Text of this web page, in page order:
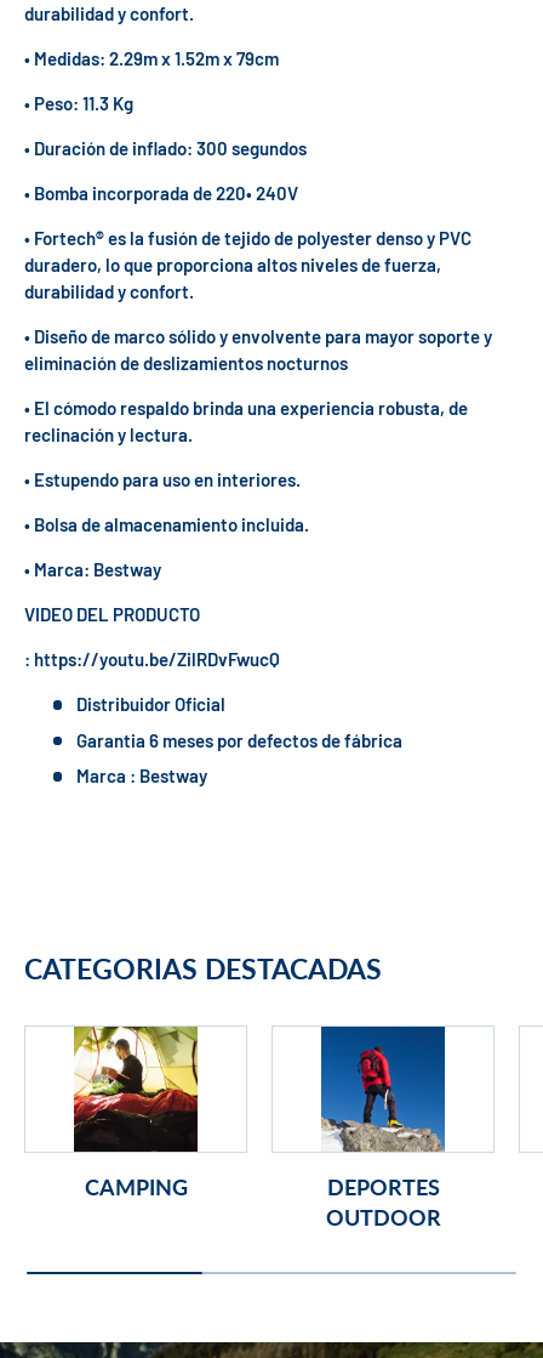
durabilidad y confort.
• Medidas: 2.29m x 1.52m x 79cm
• Peso: 11.3 Kg
• Duración de inflado: 300 segundos
• Bomba incorporada de 220• 240V
• Fortech® es la fusión de tejido de polyester denso y PVC
duradero, lo que proporciona altos niveles de fuerza,
durabilidad y confort.
• Diseño de marco sólido y envolvente para mayor soporte y
eliminación de deslizamientos nocturnos
• El cómodo respaldo brinda una experiencia robusta, de
reclinación y lectura.
• Estupendo para uso en interiores.
• Bolsa de almacenamiento incluida.
• Marca: Bestway
VIDEO DEL PRODUCTO
: https://youtu.be/ZilRDvFwucQ
Distribuidor Oficial
Garantia 6 meses por defectos de fábrica
Marca : Bestway
CATEGORIAS DESTACADAS
CAMPING
DEPORTES
OUTDOOR